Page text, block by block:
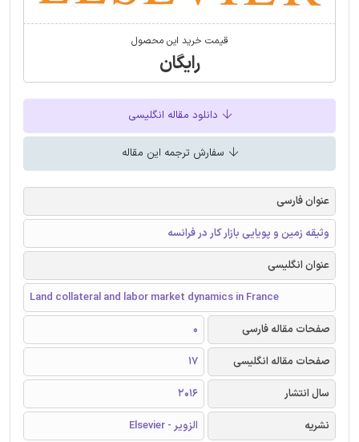
قیمت خرید این محصول
رایگان
دانلود مقاله انگلیسی
سفارش ترجمه این مقاله
عنوان فارسی
وثیقه زمین و پویایی بازار کار در فرانسه
عنوان انگلیسی
Land collateral and labor market dynamics in France
صفحات مقاله فارسی
0
صفحات مقاله انگلیسی
17
سال انتشار
2016
نشریه
الزویر - Elsevier